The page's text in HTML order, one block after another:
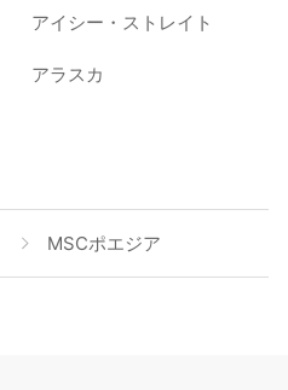
アイシー・ストレイト
アラスカ
MSCポエジア